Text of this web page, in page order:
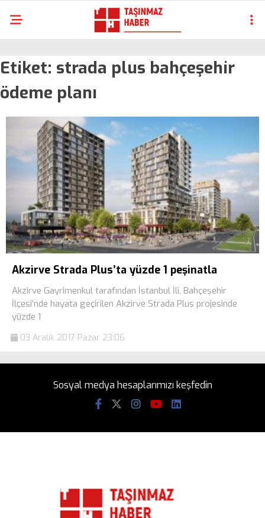
Etiket: strada plus bahçeşehir
ödeme planı
Akzirve Strada Plus’ta yüzde 1 peşinatla
Akzirve Gayrimenkul tarafından İstanbul İli, Bahçeşehir
İlçesi’nde hayata geçirilen Akzirve Strada Plus projesinde
yüzde 1
03 Aralık 2017 Pazar 23:06
Sosyal medya hesaplarımızı keşfedin